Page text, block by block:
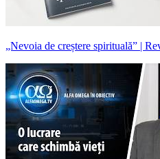
„Nevoia de creștere spirituală” |